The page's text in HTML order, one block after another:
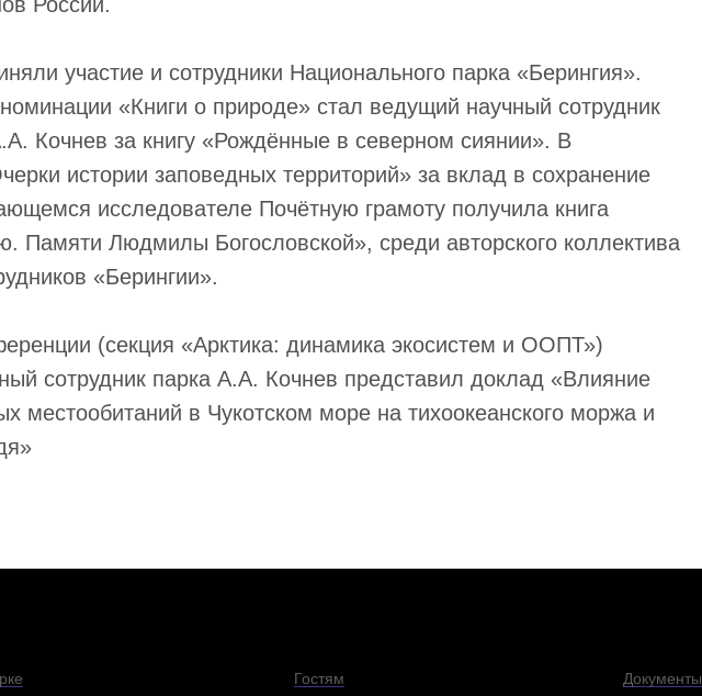
участие и сотрудники Национального парка «Берингия».
«Книги о природе» стал ведущий научный сотрудник
Кочнев за книгу «Рождённые в северном сиянии». В
истории заповедных территорий» за вклад в сохранение
исследователе Почётную грамоту получила книга
Памяти Людмилы Богословской», среди авторского коллектива
«Берингии».
(секция «Арктика: динамика экосистем и ООПТ»)
сотрудник парка А.А. Кочнев представил доклад «Влияние
местообитаний в Чукотском море на тихоокеанского моржа и
Гостям Документы